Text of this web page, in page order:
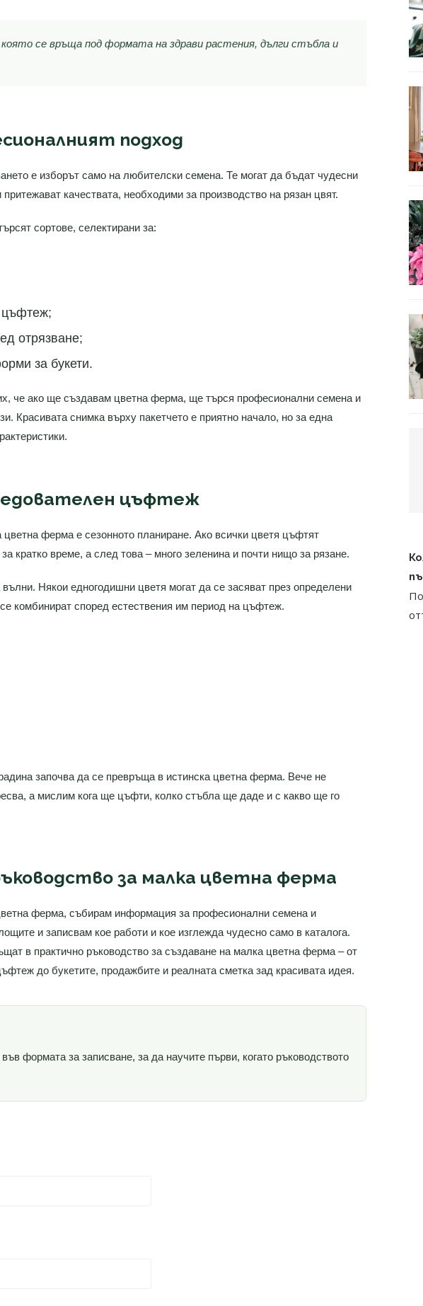
се връща под формата на здрави растения, дълги стъбла и
подход
е изборът само на любителски семена. Те могат да бъдат чудесни
качествата, необходими за производство на рязан цвят.
сортове, селектирани за:
цъфтеж;
отрязване;
за букети.
че ако ще създавам цветна ферма, ще търся професионални семена и
Красивата снимка върху пакетчето е приятно начало, но за една
цъфтеж
ферма е сезонното планиране. Ако всички цветя цъфтят
кратко време, а след това – много зеленина и почти нищо за рязане.
Някои едногодишни цветя могат да се засяват през определени
комбинират според естествения им период на цъфтеж.
започва да се превръща в истинска цветна ферма. Вече не
а мислим кога ще цъфти, колко стъбла ще даде и с какво ще го
за малка цветна ферма
ферма, събирам информация за професионални семена и
и записвам кое работи и кое изглежда чудесно само в каталога.
в практично ръководство за създаване на малка цветна ферма – от
до букетите, продажбите и реалната сметка зад красивата идея.
формата за записване, за да научите първи, когато ръководството